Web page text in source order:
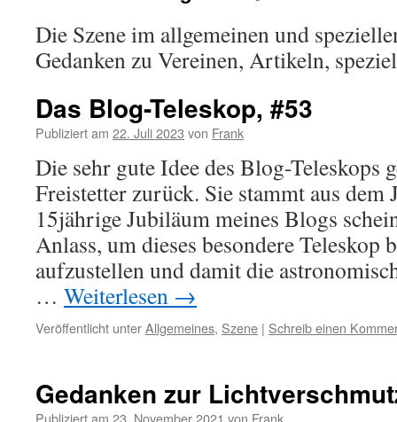
Die Szene im allgemeinen und
Gedanken zu Vereinen, Artikeln,
Das Blog-Teleskop, #53
Publiziert am 22. Juli 2023 von Frank
Die sehr gute Idee des Blog-Teleskops
Freistetter zurück. Sie stammt aus dem
15jährige Jubiläum meines Blogs
Anlass, um dieses besondere Teleskop
aufzustellen und damit die
… Weiterlesen →
Veröffentlicht unterAllgemeines, Szene | Schreib einen
Gedanken zur
Publiziert am 23. November 2021 von Frank